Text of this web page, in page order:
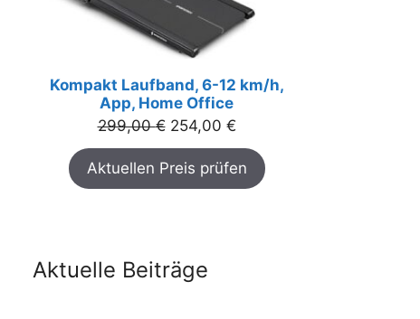
Kompakt Laufband, 6-12 km/h,
App, Home Office
299,00€ Ursprünglicher
Preis
war:
299,00 €
254,00 €Aktueller
Preis
ist:
254,00 €.
Aktuellen Preis prüfen
Aktuelle Beiträge